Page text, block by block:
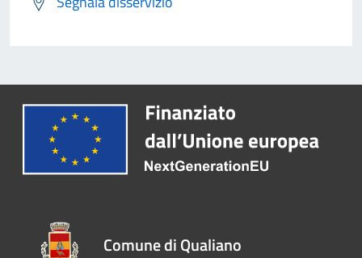
Comune di Qualiano